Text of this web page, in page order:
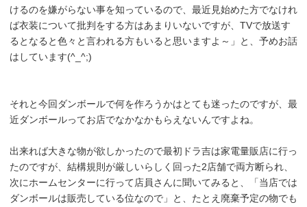
けるのを嫌がらない事を知っているので、最近見始めた方でなけれ
ば衣装について批判をする方はあまりいないですが、TVで放送す
るとなると色々と言われる方もいると思いますよ～」と、予めお話
はしています(^_^;)
それと今回ダンボールで何を作ろうかはとても迷ったのですが、最
近ダンボールってお店でなかなかもらえないんですよね。
出来れば大きな物が欲しかったので最初ドラ吉は家電量販店に行っ
たのですが、結構規則が厳しいらしく回った2店舗で両方断られ、
次にホームセンターに行って店員さんに聞いてみると、「当店では
ダンボールは販売している位なので」と、たとえ廃棄予定の物でも